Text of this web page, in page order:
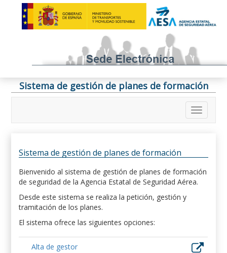
Sistema de gestión de planes de formación
Sistema de gestión de planes de formación
Bienvenido al sistema de gestión de planes de formación
de seguridad de la Agencia Estatal de Seguridad Aérea.
Desde este sistema se realiza la petición, gestión y
tramitación de los planes.
El sistema ofrece las siguientes opciones:
Alta de gestor